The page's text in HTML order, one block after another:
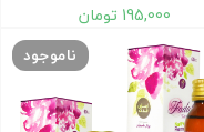
195,000 تومان
ناموجود